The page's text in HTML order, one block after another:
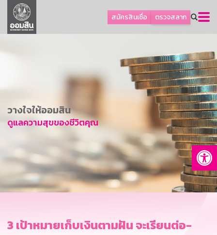
สมัครสินเชื่อ ตรวจสลาก
ลูกค้าธุรกิจ
ลูกค้าผู้ประกอบรายย่อย
เกี่ยวกับธนาคาร
ข่าวสาร
อื่นๆ
ติดต่อเรา
บริการออนไลน์
วางใจให้ออมสิน
ดูแลความสุขของชีวิตคุณ
3 เป้าหมายเก็บเงินตามฝัน จะเรียนต่อ-